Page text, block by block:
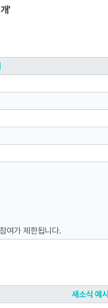
'
여가 제한됩니다.
새소식 예